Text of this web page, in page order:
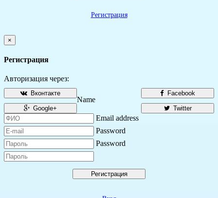
Регистрация
×
Регистрация
Авторизация через:
Facebook
Вконтакте
Twitter
Google+
Name
Email address
Password
Password
Регистрация